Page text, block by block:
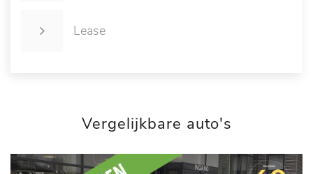
Lease
Vergelijkbare auto's